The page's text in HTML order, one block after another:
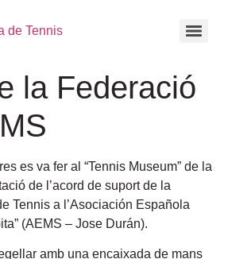
la Federació
es va fer al “Tennis Museum” de la
de l’acord de suport de la
Tennis a l’Asociación Española
(AEMS – Jose Durán).
amb una encaixada de mans